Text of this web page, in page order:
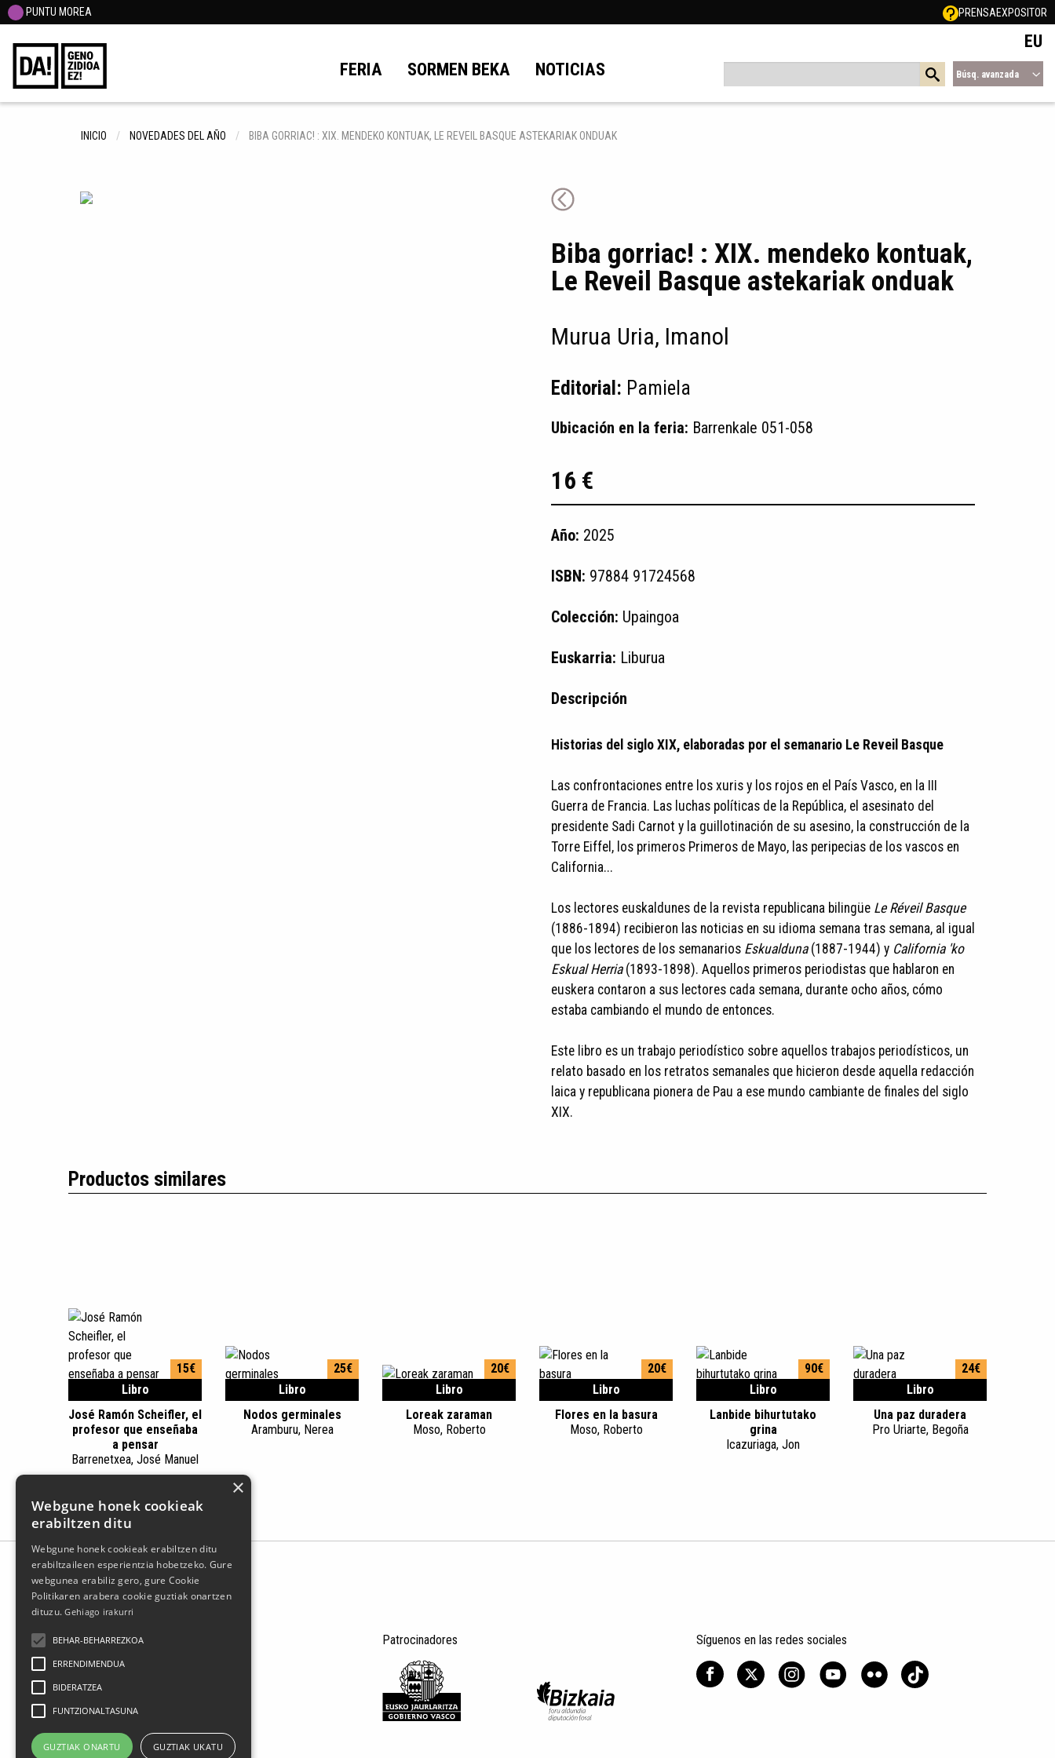
PUNTU MOREA PRENSAEXPOSITOR
FERIA SORMEN BEKA NOTICIAS
EU
Búsq. avanzada
INICIO NOVEDADES DEL AÑO BIBA GORRIAC! : XIX. MENDEKO KONTUAK, LE REVEIL BASQUE ASTEKARIAK ONDUAK
Biba gorriac! : XIX. mendeko kontuak,
Le Reveil Basque astekariak onduak
Murua Uria, Imanol
Editorial: Pamiela
Ubicación en la feria: Barrenkale 051-058
16 €
Año: 2025
ISBN: 97884 91724568
Colección: Upaingoa
Euskarria: Liburua
Descripción
Historias del siglo XIX, elaboradas por el semanario Le Reveil Basque
Las confrontaciones entre los xuris y los rojos en el País Vasco, en la III
Guerra de Francia. Las luchas políticas de la República, el asesinato del
presidente Sadi Carnot y la guillotinación de su asesino, la construcción de la
Torre Eiffel, los primeros Primeros de Mayo, las peripecias de los vascos en
California...
Los lectores euskaldunes de la revista republicana bilingüe Le Réveil Basque
(1886-1894) recibieron las noticias en su idioma semana tras semana, al igual
que los lectores de los semanarios Eskualduna(1887-1944) y California 'ko
Eskual Herria(1893-1898). Aquellos primeros periodistas que hablaron en
euskera contaron a sus lectores cada semana, durante ocho años, cómo
estaba cambiando el mundo de entonces.
Este libro es un trabajo periodístico sobre aquellos trabajos periodísticos, un
relato basado en los retratos semanales que hicieron desde aquella redacción
laica y republicana pionera de Pau a ese mundo cambiante de finales del siglo
XIX.
Productos similares
Libro
15€
José Ramón Scheifler, el
profesor que enseñaba
a pensar
Barrenetxea, José Manuel
Libro
25€
Nodos germinales
Aramburu, Nerea
Libro
20€
Loreak zaraman
Moso, Roberto
Libro
20€
Flores en la basura
Moso, Roberto
Libro
90€
Lanbide bihurtutako
grina
Icazuriaga, Jon
Libro
24€
Una paz duradera
Pro Uriarte, Begoña
Tel.: 94 681 80 66
Patrocinadores Síguenos en las redes sociales
×
Webgune honek cookieak
erabiltzen ditu
Webgune honek cookieak erabiltzen ditu
erabiltzaileen esperientzia hobetzeko. Gure
webgunea erabiliz gero, gure Cookie
Politikaren arabera cookie guztiak onartzen
dituzu.Gehiago irakurri
BEHAR-BEHARREZKOA
ERRENDIMENDUA
BIDERATZEA
FUNTZIONALTASUNA
GUZTIAK ONARTU GUZTIAK UKATU